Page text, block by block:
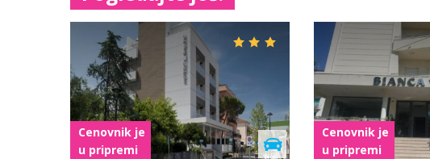
Marina Centro
Cenovnik je
u pripremi